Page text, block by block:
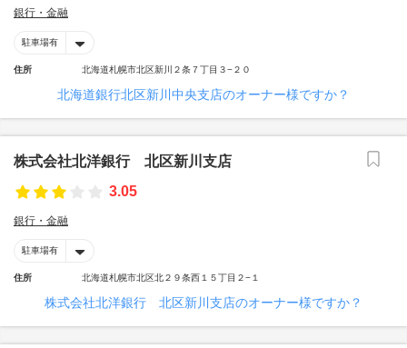
銀行・金融
駐車場有
住所 北海道札幌市北区新川２条７丁目３−２０
北海道銀行北区新川中央支店のオーナー様ですか？
株式会社北洋銀行 北区新川支店
3.05
銀行・金融
駐車場有
住所 北海道札幌市北区北２９条西１５丁目２−１
株式会社北洋銀行 北区新川支店のオーナー様ですか？